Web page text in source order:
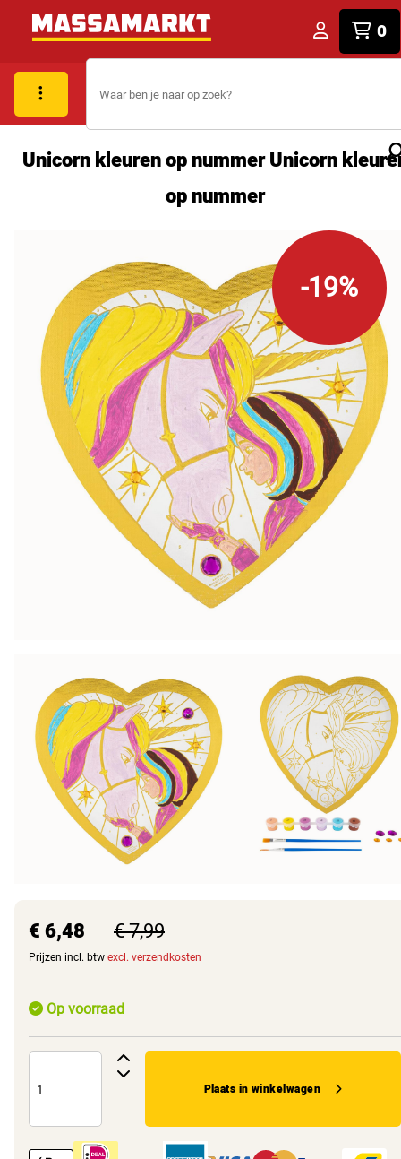
0
Unicorn kleuren op nummer Unicorn
op nummer
-19%
€ 6,48 € 7,99
Prijzen incl. btw excl. verzendkosten
Op voorraad
Plaats in winkelwagen